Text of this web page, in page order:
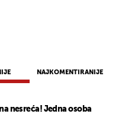
NAJKOMENTIRANIJE
nesreća! Jedna osoba